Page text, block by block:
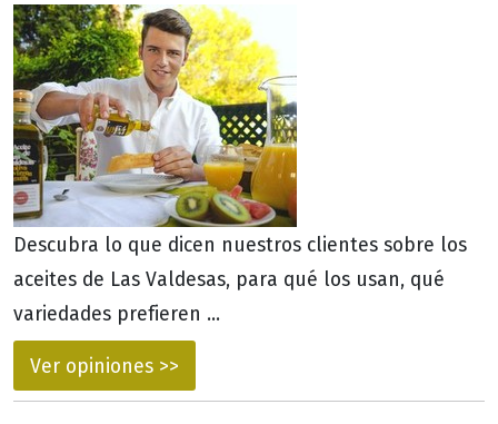
Descubra lo que dicen nuestros clientes sobre los
aceites de Las Valdesas, para qué los usan, qué
variedades prefieren ...
Ver opiniones >>